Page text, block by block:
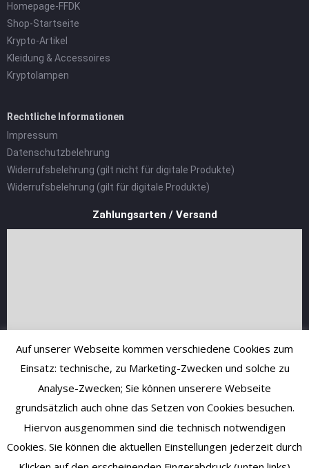
Homepage-FFDK
Shop-Startseite
Krypto-Artikel
Kleidung & Accessoires
Kryptolampen
Rechtliche Informationen
Impressum
Datenschutzbelehrung
Widerrufsbelehrung (gilt nicht für digitale Produkte)
Widerrufsbelehrung (gilt für digitale Produkte)
Zahlungsarten / Versand
Auf unserer Webseite kommen verschiedene Cookies zum
Einsatz: technische, zu Marketing-Zwecken und solche zu
Analyse-Zwecken; Sie können unserere Webseite
grundsätzlich auch ohne das Setzen von Cookies besuchen.
Hiervon ausgenommen sind die technisch notwendigen
Cookies. Sie können die aktuellen Einstellungen jederzeit durch